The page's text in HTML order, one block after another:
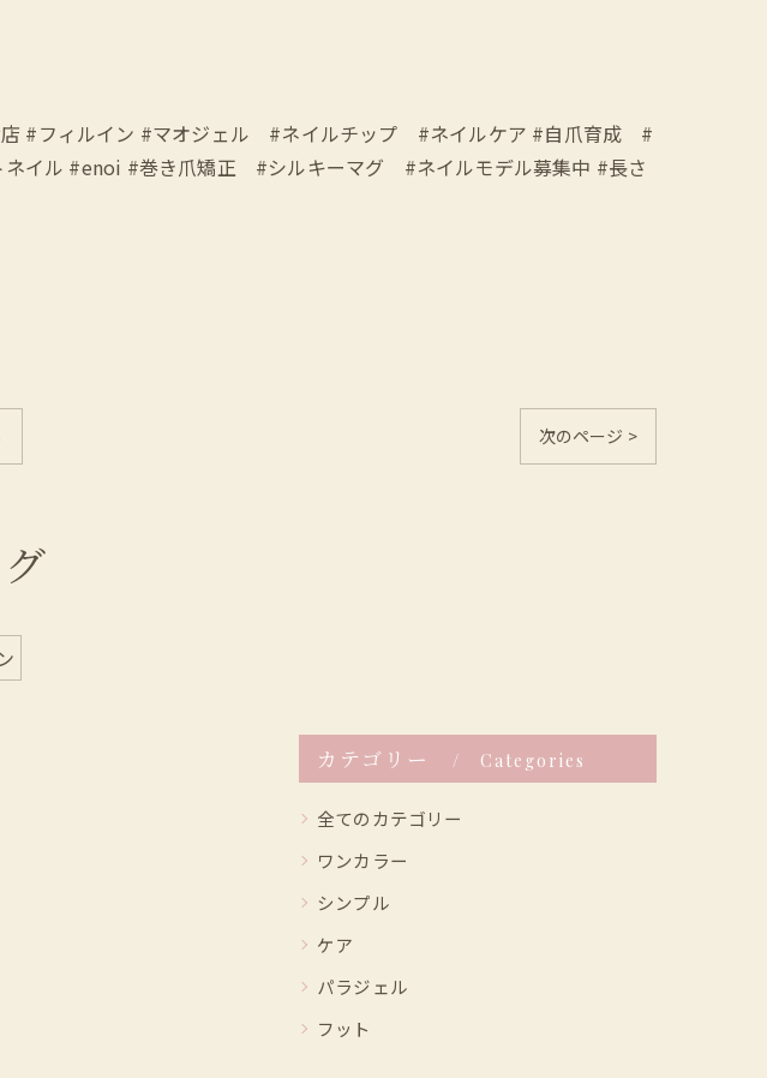
#フィルイン #マオジェル #ネイルチップ #ネイルケア #自爪育成 #
ネイル #enoi #巻き爪矯正 #シルキーマグ #ネイルモデル募集中 #長さ
次のページ >
カテゴリー Categories
全てのカテゴリー
ワンカラー
シンプル
ケア
パラジェル
フット